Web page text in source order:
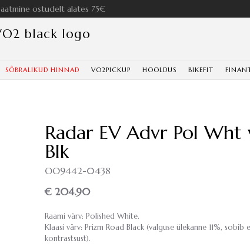
ostudelt alates 75€
SÕBRALIKUD HINNAD VO2PICKUP HOOLDUS BIKEFIT
Radar EV Advr Pol
Blk
OO9442-0438
€ 204.90
Raami värv: Polished White.
Klaasi värv: Prizm Road Black (valguse ülekanne 11%,
kontrastsust).